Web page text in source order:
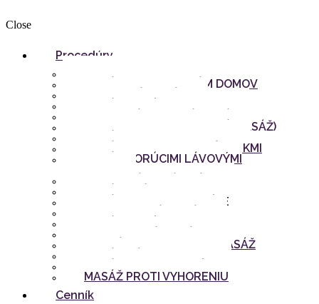
Close
Procedúry
Thai Paradise
MASÁŽE PRIAMO K VÁM DOMOV
KOKOSOVÁ MASÁŽ
MASÁŽ HORÚCIM OLEJOM
TRADIČNÁ THAJSKÁ MASÁŽ
AROMATERAPIA (OLEJOVÁ MASÁŽ)
MASÁŽ CHRBTA A RAMIEN
MASÁŽ BYLINNÝMI BATÔŽTEKMI
MASÁŽ HORÚCIMI LÁVOVÝMI
REFLEXNÁ MASÁŽ NÔH
MASÁŽ TVÁRE A HLAVY
MASÁŽ PROTI CELULITÍDE
ŠTVORRUČNÁ MASÁŽ
MASÁŽ HORÚCIM VOSKOM
ROMANTICKÁ MASÁŽ PRE DVOJICE
ŠPECIÁLNA ALOE VERA MASÁŽ
MASÁŽ NÔH + PEELING
MASÁŽ PRE TEHOTNÉ
MASÁŽ PROTI VYHORENIU
Cenník